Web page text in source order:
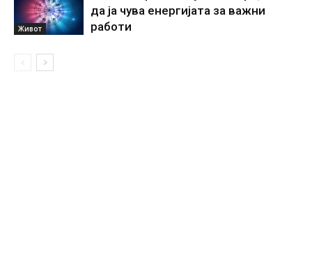
Живот
да ја чува енергијата за важни
работи